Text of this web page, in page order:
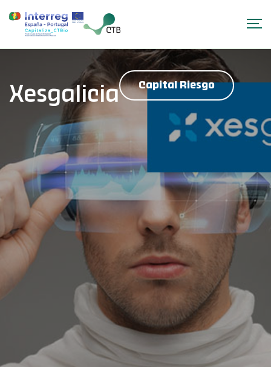
Capital Riesgo
Xesgalicia